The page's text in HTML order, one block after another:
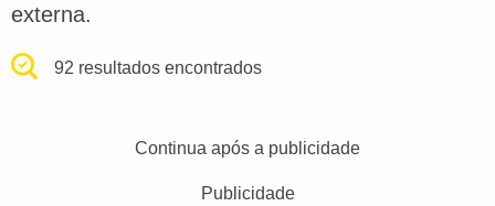
externa.
92 resultados encontrados
Continua após a publicidade
Publicidade